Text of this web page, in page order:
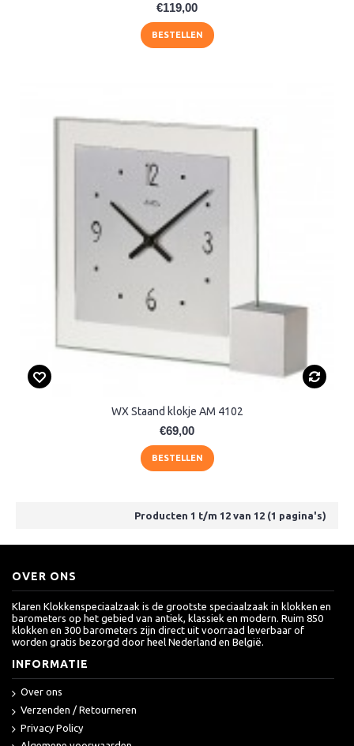
€119,00
BESTELLEN
WX Staand klokje AM 4102
€69,00
BESTELLEN
Producten 1 t/m 12 van 12 (1 pagina's)
OVER ONS
Klaren Klokkenspeciaalzaak is de grootste speciaalzaak in klokken en
barometers op het gebied van antiek, klassiek en modern. Ruim 850
klokken en 300 barometers zijn direct uit voorraad leverbaar of
worden gratis bezorgd door heel Nederland en België.
INFORMATIE
Over ons
Verzenden / Retourneren
Privacy Policy